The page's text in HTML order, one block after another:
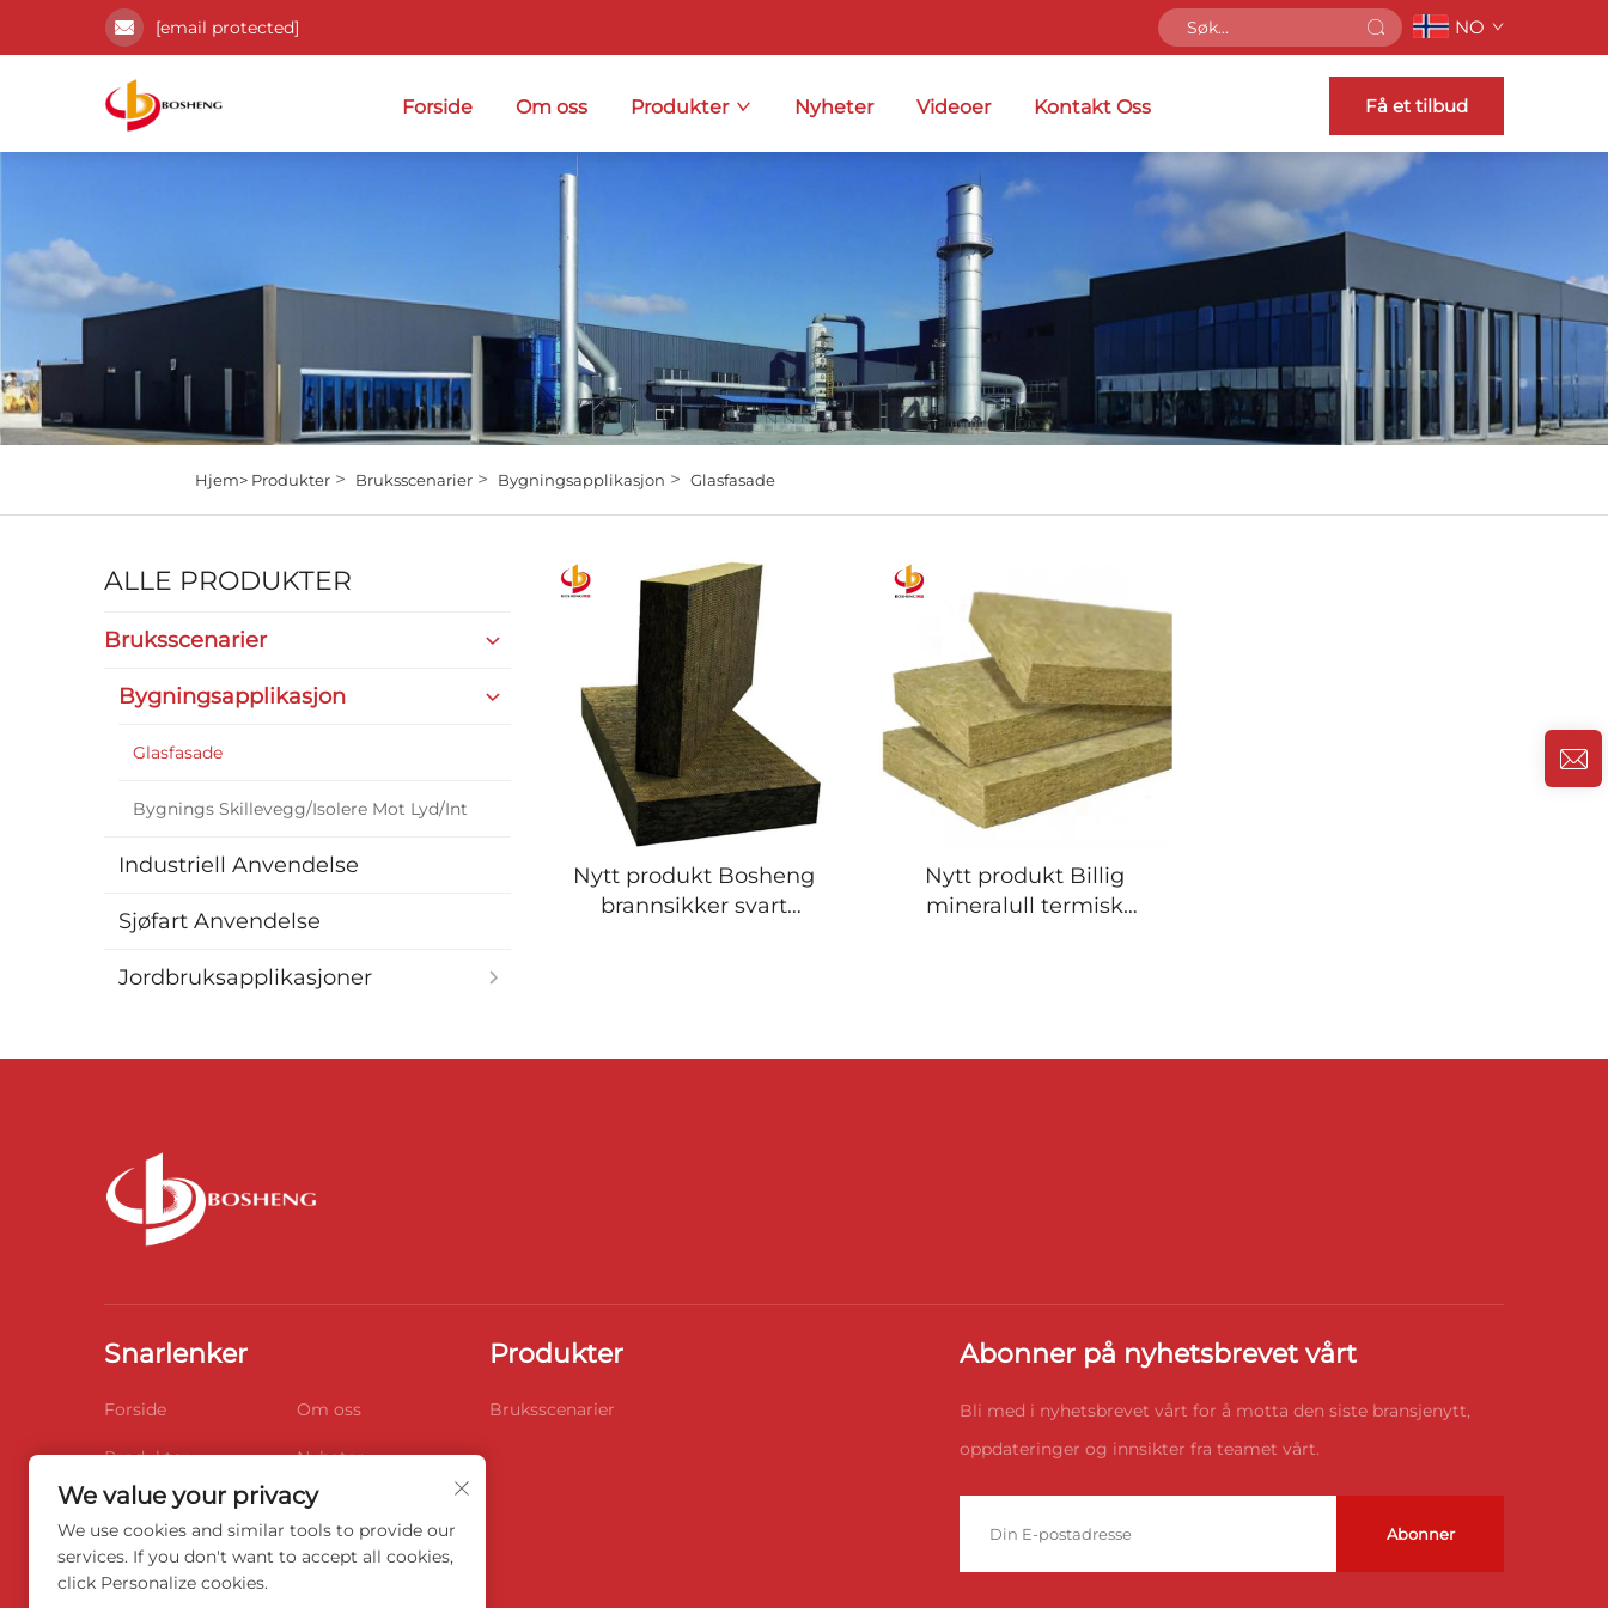
[email protected] NO
Forside Om oss Produkter Nyheter Videoer Kontakt Oss Få et tilbud
Hjem> Produkter> Bruksscenarier> Bygningsapplikasjon > Glasfasade
ALLE PRODUKTER
Bruksscenarier
Bygningsapplikasjon
Glasfasade
Bygnings Skillevegg/Isolere Mot Lyd/Int
Industriell Anvendelse
Sjøfart Anvendelse
Jordbruksapplikasjoner
Nytt produkt Bosheng
brannsikker svart
Nytt produkt Billig
mineralull termisk
Snarlenker
Forside Om oss
Produkter Nyheter
Blogg Videoer
Kontakt Oss
Produkter
Bruksscenarier
Abonner på nyhetsbrevet vårt
Bli med i nyhetsbrevet vårt for å motta den siste bransjenytt,
oppdateringer og innsikter fra teamet vårt.
Abonner
We value your privacy
We use cookies and similar tools to provide our
services. If you don't want to accept all cookies,
click Personalize cookies.